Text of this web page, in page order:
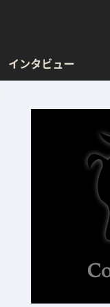
インタビュー